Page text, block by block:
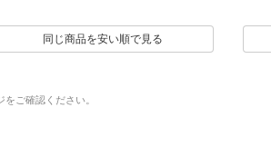
同じ商品を安い順で見る
ご確認ください。